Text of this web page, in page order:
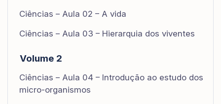
Ciências – Aula 02 – A vida
Ciências – Aula 03 – Hierarquia dos viventes
Volume 2
Ciências – Aula 04 – Introdução ao estudo dos
micro-organismos